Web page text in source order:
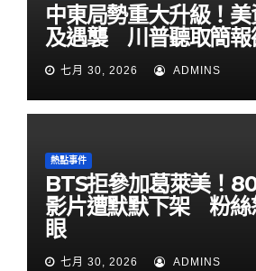
中東局勢重大升級！
及遇襲 川普聽取簡報
七月 30, 2026 ADMINS
熱點事件
BTS拒參加葛萊美！
影片遭默默下架 粉絲
眼
七月 30, 2026 ADMINS